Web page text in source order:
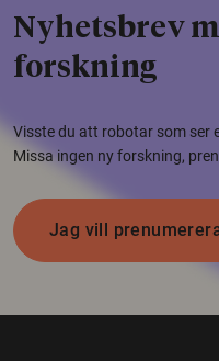
Nyhetsbrev
forskning
Visste du att robotar som ser
Missa ingen ny forskning,
Jag vill